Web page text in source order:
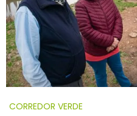
CORREDOR VERDE